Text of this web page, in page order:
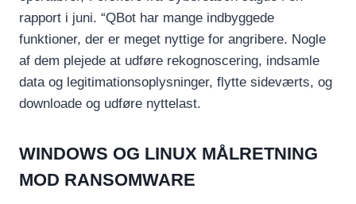
rapport i juni. “QBot har mange indbyggede
funktioner, der er meget nyttige for angribere. Nogle
af dem plejede at udføre rekognoscering, indsamle
data og legitimationsoplysninger, flytte sideværts, og
downloade og udføre nyttelast.
WINDOWS OG LINUX MÅLRETNING
MOD RANSOMWARE